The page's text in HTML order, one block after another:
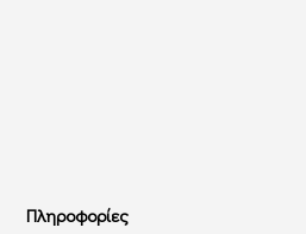
Πληροφορίες